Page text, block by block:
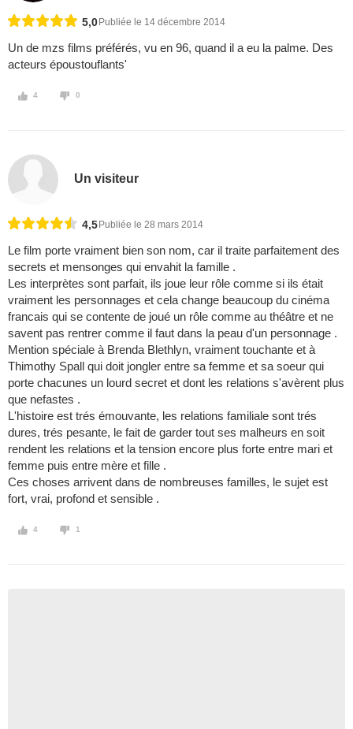
5,0 Publiée le 14 décembre 2014
Un de mzs films préférés, vu en 96, quand il a eu la palme. Des
acteurs époustouflants'
4 0
Un visiteur
4,5 Publiée le 28 mars 2014
Le film porte vraiment bien son nom, car il traite parfaitement des
secrets et mensonges qui envahit la famille .
Les interprètes sont parfait, ils joue leur rôle comme si ils était
vraiment les personnages et cela change beaucoup du cinéma
francais qui se contente de joué un rôle comme au théâtre et ne
savent pas rentrer comme il faut dans la peau d'un personnage .
Mention spéciale à Brenda Blethlyn, vraiment touchante et à
Thimothy Spall qui doit jongler entre sa femme et sa soeur qui
porte chacunes un lourd secret et dont les relations s'avèrent plus
que nefastes .
L'histoire est trés émouvante, les relations familiale sont trés
dures, trés pesante, le fait de garder tout ses malheurs en soit
rendent les relations et la tension encore plus forte entre mari et
femme puis entre mère et fille .
Ces choses arrivent dans de nombreuses familles, le sujet est
fort, vrai, profond et sensible .
4 1